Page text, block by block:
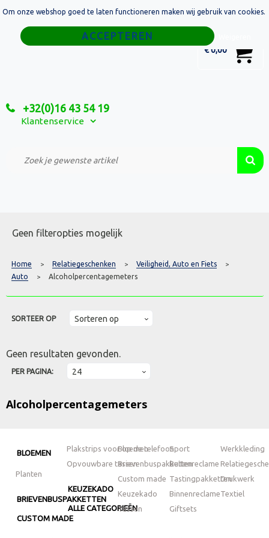
€ 0,00
+32(0)16 43 54 19
Klantenservice
Home
Relatiegeschenken
Custom Made Projecten
Geen filteropties mogelijk
Home > Relatiegeschenken > Veiligheid, Auto en Fiets >
Auto > Alcoholpercentagemeters
SORTEER OP
Geen resultaten gevonden.
PER PAGINA:
Alcoholpercentagemeters
BLOEMEN
Planten
BRIEVENBUSPAKKETTEN
CUSTOM MADE
Plakstrips voor op de telefoon
Opvouwbare tassen
KEUZEKADO
ALLE CATEGORIEËN
Bloemen
Brievenbuspakketten
Custom made
Keuzekado
Tassen
Sport
Buitenreclame
Tastingpakketten
Binnenreclame
Giftsets
Werkkleding
Drukwerk
Textiel
Om onze webshop goed te laten functioneren maken wij gebruik van cookies.